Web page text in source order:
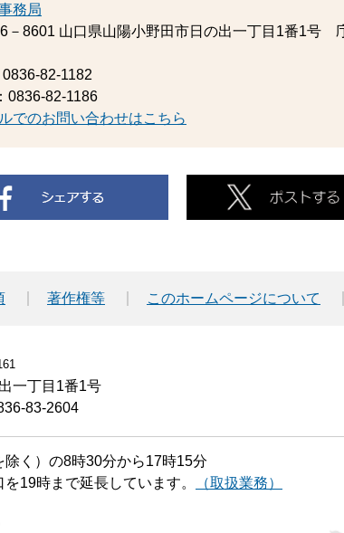
務局
－8601 山口県山陽小野田市日の出一丁目1番1号
0836-82-1182
0836-82-1186
でのお問い合わせはこちら
著作権等 このホームページについて
一丁目1番1号
83-2604
く）の8時30分から17時15分
19時まで延長しています。
（取扱業務）